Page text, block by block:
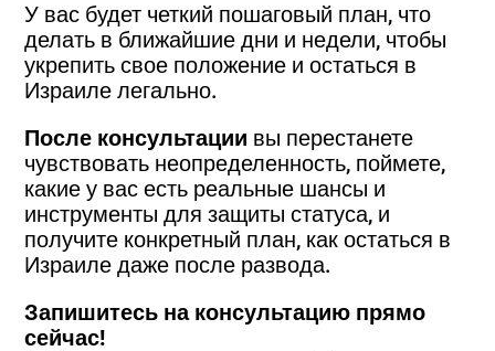
У вас будет четкий пошаговый план, что
делать в ближайшие дни и недели, чтобы
укрепить свое положение и остаться в
Израиле легально.
После консультации вы перестанете
чувствовать неопределенность, поймете,
какие у вас есть реальные шансы и
инструменты для защиты статуса, и
получите конкретный план, как остаться в
Израиле даже после развода.
Запишитесь на консультацию прямо
сейчас!